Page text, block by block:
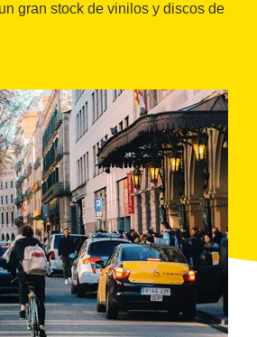
gran stock de vinilos y discos de